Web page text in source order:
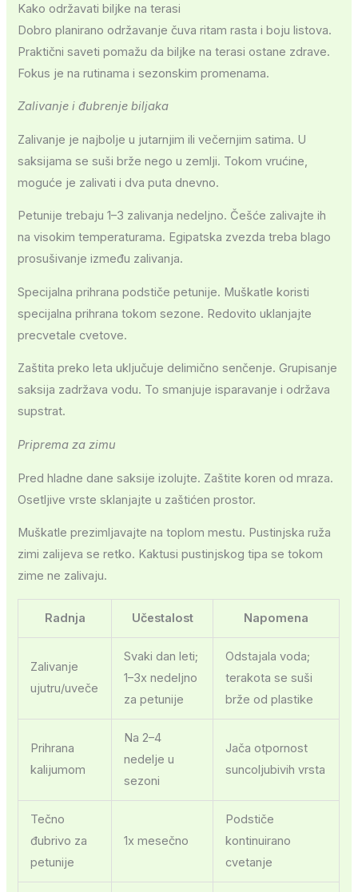
Kako održavati biljke na terasi
Dobro planirano održavanje čuva ritam rasta i boju listova.
Praktični saveti pomažu da biljke na terasi ostane zdrave.
Fokus je na rutinama i sezonskim promenama.
Zalivanje i đubrenje biljaka
Zalivanje je najbolje u jutarnjim ili večernjim satima. U
saksijama se suši brže nego u zemlji. Tokom vrućine,
moguće je zalivati i dva puta dnevno.
Petunije trebaju 1–3 zalivanja nedeljno. Češće zalivajte ih
na visokim temperaturama. Egipatska zvezda treba blago
prosušivanje između zalivanja.
Specijalna prihrana podstiče petunije. Muškatle koristi
specijalna prihrana tokom sezone. Redovito uklanjajte
precvetale cvetove.
Zaštita preko leta uključuje delimično senčenje. Grupisanje
saksija zadržava vodu. To smanjuje isparavanje i održava
supstrat.
Priprema za zimu
Pred hladne dane saksije izolujte. Zaštite koren od mraza.
Osetljive vrste sklanjajte u zaštićen prostor.
Muškatle prezimljavajte na toplom mestu. Pustinjska ruža
zimi zalijeva se retko. Kaktusi pustinjskog tipa se tokom
zime ne zalivaju.
Radnja Učestalost Napomena
Zalivanje
ujutru/uveče
Svaki dan leti;
1–3x nedeljno
za petunije
Odstajala voda;
terakota se suši
brže od plastike
Prihrana
kalijumom
Na 2–4
nedelje u
sezoni
Jača otpornost
suncoljubivih vrsta
Tečno
đubrivo za
petunije
1x mesečno
Podstiče
kontinuirano
cvetanje